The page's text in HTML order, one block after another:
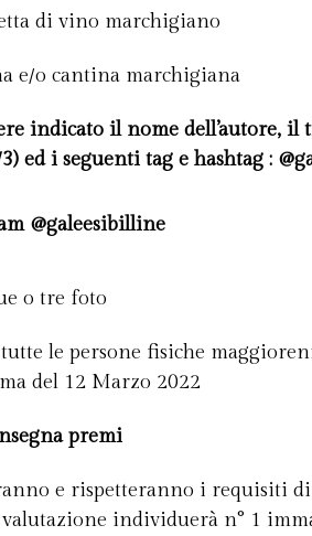
di vino marchigiano
e/o cantina marchigiana
indicato il nome dell’autore,
ed i seguenti tag e hashtag :
@galeesibilline
o tre foto
tutte le persone fisiche
del 12 Marzo 2022
premi
e rispetteranno i requisiti di
individuerà n° 1